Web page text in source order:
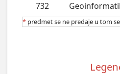
732
* predmet se ne predaje u tom